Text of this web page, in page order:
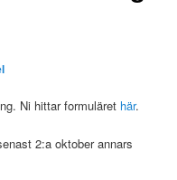
Ni hittar formuläret här.
2:a oktober annars